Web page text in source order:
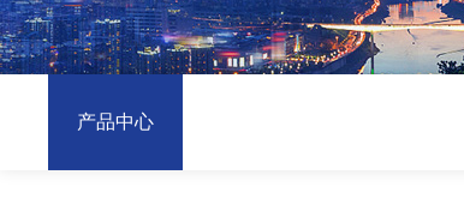
产品中心